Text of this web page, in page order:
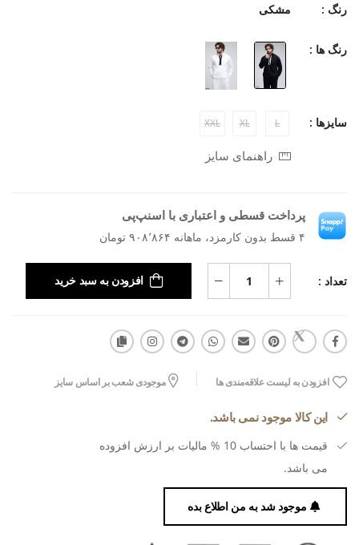
رنگ : مشکی
رنگ ها :
سایزها : L
XL
XXL
راهنمای سایز
پرداخت قسطی و اعتباری با اسنپ‌پی
۴ قسط بدون کارمزد، ماهانه ۹۰۸٬۸۶۴ تومان
تعداد : افزودن به سبد خرید
افزودن به لیست علاقه‌مندی ها موجودی شعب بر اساس سایز
این کالا موجود نمی باشد.
قیمت ها با احتساب 10 % مالیات بر ارزش افزوده
می باشد.
موجود شد به من اطلاع بده